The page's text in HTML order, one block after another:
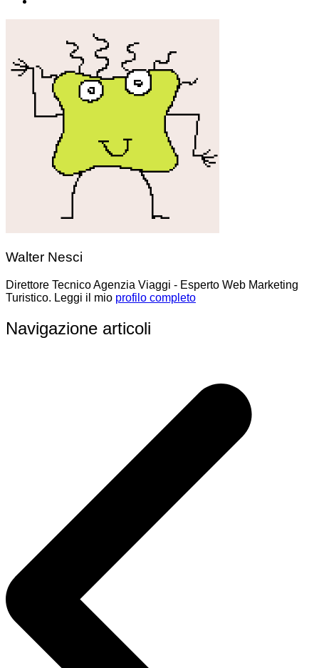
Walter Nesci
Direttore Tecnico Agenzia Viaggi - Esperto Web Marketing
Turistico. Leggi il mio profilo completo
Navigazione articoli